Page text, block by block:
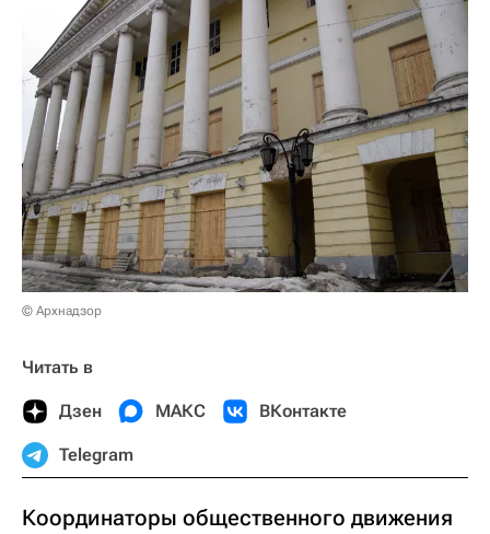
© Архнадзор
Читать в
Дзен МАКС ВКонтакте
Telegram
Координаторы общественного движения